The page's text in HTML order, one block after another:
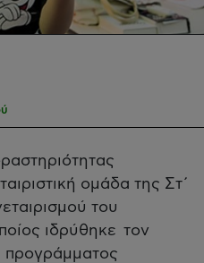
ομάδα της Στ΄
του
ιδρύθηκε τον
προγράμματος